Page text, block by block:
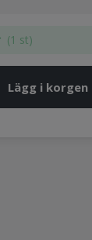
(1 st)
Lägg i korgen